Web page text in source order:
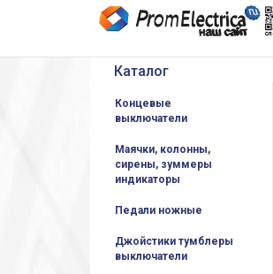
Каталог
Концевые
выключатели
Маячки, колонны,
сирены, зуммеры
индикаторы
Педали ножные
Джойстики тумблеры
выключатели